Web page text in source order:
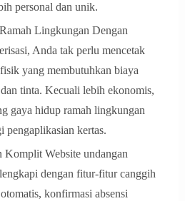
personal dan unik.
Lingkungan Dengan
Anda tak perlu mencetak
yang membutuhkan biaya
tinta. Kecuali lebih ekonomis,
gaya hidup ramah lingkungan
pengaplikasian kertas.
Website undangan
dengan fitur-fitur canggih
konfirmasi absensi